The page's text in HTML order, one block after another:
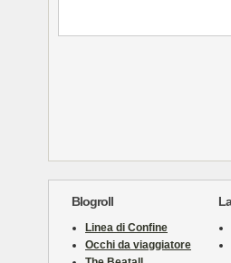
Blogroll
Linea di Confine
Occhi da viaggiatore